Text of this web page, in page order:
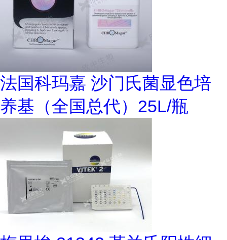
法国科玛嘉 沙门氏菌显色培
养基（全国总代）25L/瓶